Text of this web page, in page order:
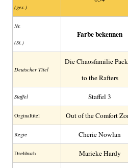
(ges.)
Nr.
(St.)
Farbe bekennen
Deutscher Titel
Die Chaosfamilie
to the Rafters
Staffel Staffel 3
Orginaltitel Out of the Comfort
Regie Cherie Nowlan
Drehbuch Marieke Hardy